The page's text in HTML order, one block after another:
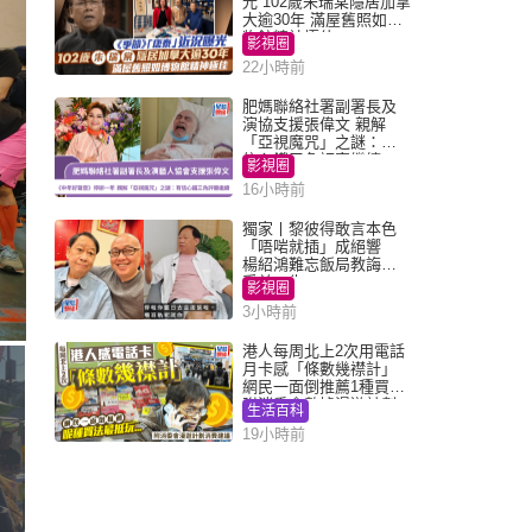
大逾30年 滿屋舊照如博
物館精神極佳
影視圈
22小時前
肥媽聯絡社署副署長及
演協支援張偉文 親解
「亞視魔咒」之謎：有
信心鐵三角評審繼續
影視圈
16小時前
獨家丨黎彼得敢言本色
「唔啱就插」成絕響
楊紹鴻難忘飯局教誨：
受益一生
影視圈
3小時前
港人每周北上2次用電話
月卡感「條數幾襟計」
網民一面倒推薦1種買法
附消委會數據漫遊計劃
消費提示
生活百科
19小時前